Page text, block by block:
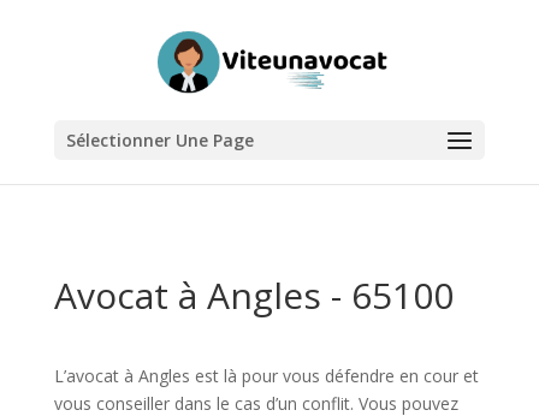
Sélectionner Une Page
Avocat à Angles - 65100
L’avocat à Angles est là pour vous défendre en cour et
vous conseiller dans le cas d’un conflit. Vous pouvez